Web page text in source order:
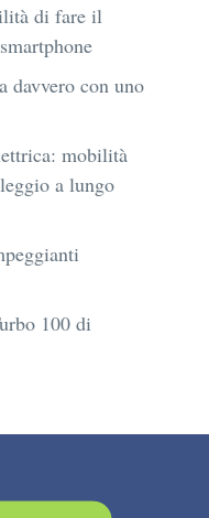
di fare il
davvero con uno
mobilità
a lungo
100 di